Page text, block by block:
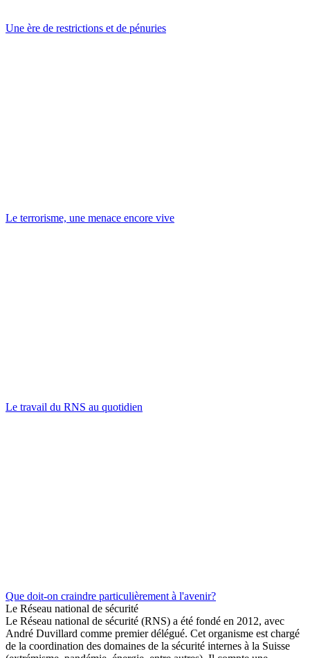
Une ère de restrictions et de pénuries
Le terrorisme, une menace encore vive
Le travail du RNS au quotidien
Que doit-on craindre particulièrement à l'avenir?
Le Réseau national de sécurité
Le Réseau national de sécurité (RNS) a été fondé en 2012, avec
André Duvillard comme premier délégué. Cet organisme est chargé
de la coordination des domaines de la sécurité internes à la Suisse